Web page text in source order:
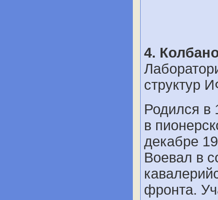
4.
структур
Родился в
в
декабре
Воевал в
фронта.